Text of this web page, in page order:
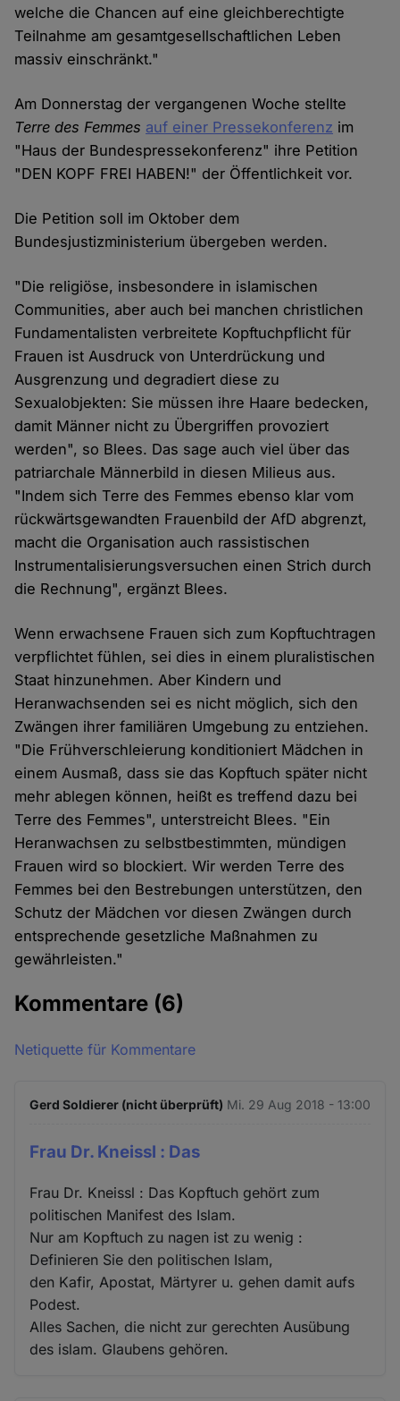
welche die Chancen auf eine gleichberechtigte
Teilnahme am gesamtgesellschaftlichen Leben
massiv einschränkt."
Am Donnerstag der vergangenen Woche stellte
Terre des Femmes auf einer Pressekonferenz im
"Haus der Bundespressekonferenz" ihre Petition
"DEN KOPF FREI HABEN!" der Öffentlichkeit vor.
Die Petition soll im Oktober dem
Bundesjustizministerium übergeben werden.
"Die religiöse, insbesondere in islamischen
Communities, aber auch bei manchen christlichen
Fundamentalisten verbreitete Kopftuchpflicht für
Frauen ist Ausdruck von Unterdrückung und
Ausgrenzung und degradiert diese zu
Sexualobjekten: Sie müssen ihre Haare bedecken,
damit Männer nicht zu Übergriffen provoziert
werden", so Blees. Das sage auch viel über das
patriarchale Männerbild in diesen Milieus aus.
"Indem sich Terre des Femmes ebenso klar vom
rückwärtsgewandten Frauenbild der AfD abgrenzt,
macht die Organisation auch rassistischen
Instrumentalisierungsversuchen einen Strich durch
die Rechnung", ergänzt Blees.
Wenn erwachsene Frauen sich zum Kopftuchtragen
verpflichtet fühlen, sei dies in einem pluralistischen
Staat hinzunehmen. Aber Kindern und
Heranwachsenden sei es nicht möglich, sich den
Zwängen ihrer familiären Umgebung zu entziehen.
"Die Frühverschleierung konditioniert Mädchen in
einem Ausmaß, dass sie das Kopftuch später nicht
mehr ablegen können, heißt es treffend dazu bei
Terre des Femmes", unterstreicht Blees. "Ein
Heranwachsen zu selbstbestimmten, mündigen
Frauen wird so blockiert. Wir werden Terre des
Femmes bei den Bestrebungen unterstützen, den
Schutz der Mädchen vor diesen Zwängen durch
entsprechende gesetzliche Maßnahmen zu
gewährleisten."
Kommentare (6)
Netiquette für Kommentare
Gerd Soldierer (nicht überprüft) Mi. 29 Aug 2018 - 13:00
Frau Dr. Kneissl : Das
Frau Dr. Kneissl : Das Kopftuch gehört zum
politischen Manifest des Islam.
Nur am Kopftuch zu nagen ist zu wenig :
Definieren Sie den politischen Islam,
den Kafir, Apostat, Märtyrer u. gehen damit aufs
Podest.
Alles Sachen, die nicht zur gerechten Ausübung
des islam. Glaubens gehören.